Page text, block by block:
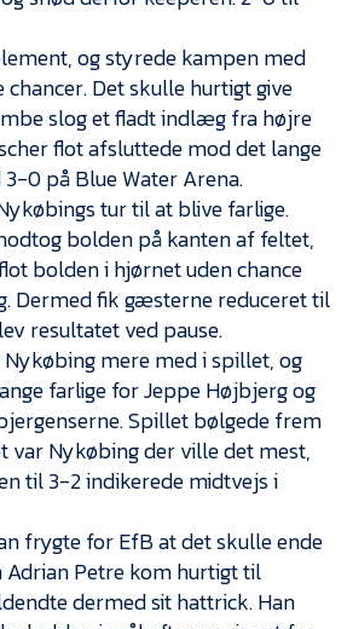
og styrede kampen med
Det skulle hurtigt give
slog et fladt indlæg fra højre
flot afsluttede mod det lange
0 på Blue Water Arena.
tur til at blive farlige.
bolden på kanten af feltet,
bolden i hjørnet uden chance
Dermed fik gæsterne reduceret til
resultatet ved pause.
mere med i spillet, og
farlige for Jeppe Højbjerg og
Spillet bølgede frem
var Nykøbing der ville det mest,
til 3-2 indikerede midtvejs i
frygte for EfB at det skulle ende
Petre kom hurtigt til
dermed sit hattrick. Han